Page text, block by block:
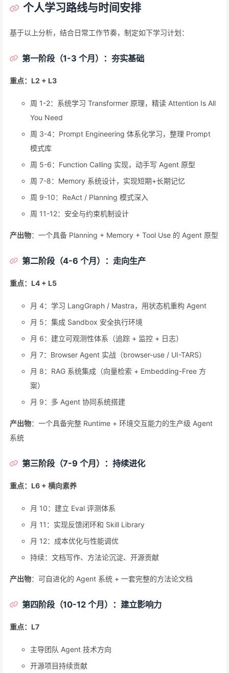
个人学习路线与时间安排
基于以上分析，结合日常工作节奏，制定如下学习计划：
第一阶段（1-3 个月）：夯实基础
重点：L2 + L3
周 1-2：系统学习 Transformer 原理，精读 Attention Is All
You Need
周 3-4：Prompt Engineering 体系化学习，整理 Prompt
模式库
周 5-6：Function Calling 实现，动手写 Agent 原型
周 7-8：Memory 系统设计，实现短期+长期记忆
周 9-10：ReAct / Planning 模式深入
周 11-12：安全与约束机制设计
产出物：一个具备 Planning + Memory + Tool Use 的 Agent 原型
第二阶段（4-6 个月）：走向生产
重点：L4 + L5
月 4：学习 LangGraph / Mastra，用状态机重构 Agent
月 5：集成 Sandbox 安全执行环境
月 6：建立可观测性体系（追踪 + 监控 + 日志）
月 7：Browser Agent 实战（browser-use / UI-TARS）
月 8：RAG 系统集成（向量检索 + Embedding-Free 方
案）
月 9：多 Agent 协同系统搭建
产出物：一个具备完整 Runtime + 环境交互能力的生产级 Agent
系统
第三阶段（7-9 个月）：持续进化
重点：L6 + 横向素养
月 10：建立 Eval 评测体系
月 11：实现反馈闭环和 Skill Library
月 12：成本优化与性能调优
持续：文档写作、方法论沉淀、开源贡献
产出物：可自进化的 Agent 系统 + 一套完整的方法论文档
第四阶段（10-12 个月）：建立影响力
重点：L7
主导团队 Agent 技术方向
开源项目持续贡献